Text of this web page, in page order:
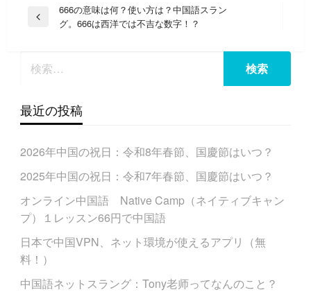
投
ビ
ー
シ
ョ
稿
666の意味は何？使い方は？中国語スラン
グ。666は西洋では不吉な数字！？
最近の投稿
2026年中国の祝日：令和8年春節、国慶節はいつ？
2025年中国の祝日：令和7年春節、国慶節はいつ？
オンライン中国語 Native Camp（ネイティブキャン
プ）１レッスン66円で中国語
日本で中国VPN、ネット環境が使えるアプリ（無
料！）
中国語ネットスラング：Tony老师ってなんのこと？